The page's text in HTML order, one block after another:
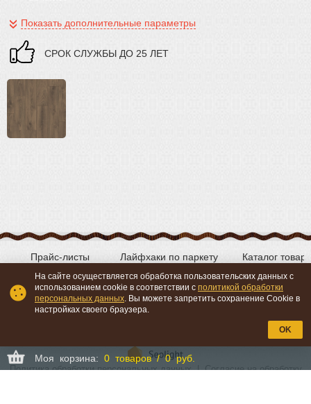
Моя корзина: 0 товаров / 0 руб.
Показать дополнительные параметры
CРОК СЛУЖБЫ ДО 25 ЛЕТ
Лайфхаки по паркету Каталог
Прайс-листы
Политика обработки персональных данных | Согласие на обработку
На сайте осуществляется обработка пользовательских данных с
использованием cookie в соответствии с политикой обработки
персональных данных. Вы можете запретить сохранение Cookie в
настройках своего браузера.
OK